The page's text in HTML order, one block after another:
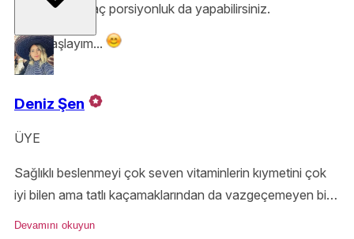
soteleyip bir kaç porsiyonluk da yapabilirsiniz.
Hadi başlayım...
Deniz Şen
ÜYE
Sağlıklı beslenmeyi çok seven vitaminlerin kıymetini çok
iyi bilen ama tatlı kaçamaklarından da vazgeçemeyen bir
biyolog =]
Devamını okuyun